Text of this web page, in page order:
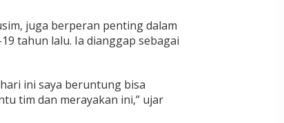
juga berperan penting dalam
tahun lalu. Ia dianggap sebagai
ini saya beruntung bisa
tim dan merayakan ini,” ujar